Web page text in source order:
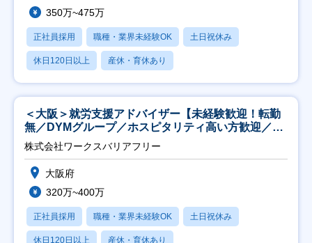
350万~475万
正社員採用 職種・業界未経験OK 土日祝休み
休日120日以上 産休・育休あり
＜大阪＞就労支援アドバイザー【未経験歓迎！転勤
無／DYMグループ／ホスピタリティ高い方歓迎／土
日祝】
株式会社ワークスバリアフリー
大阪府
320万~400万
正社員採用 職種・業界未経験OK 土日祝休み
休日120日以上 産休・育休あり